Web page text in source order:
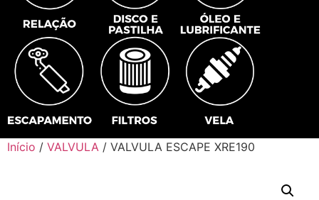
Início / VALVULA / VALVULA ESCAPE XRE190